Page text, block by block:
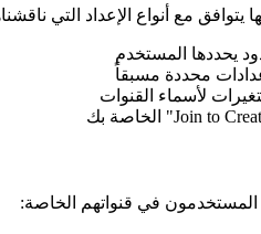
يحددها المستخدم
محددة مسبقاً
لأسماء القنوات
المستخدمون في قنواتهم الخاصة: